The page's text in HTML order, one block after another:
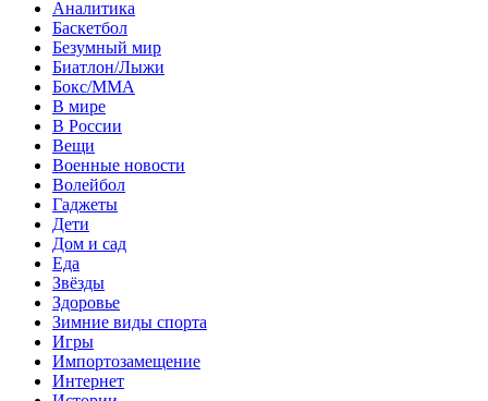
Аналитика
Баскетбол
Безумный мир
Биатлон/Лыжи
Бокс/MMA
В мире
В России
Вещи
Военные новости
Волейбол
Гаджеты
Дети
Дом и сад
Еда
Звёзды
Здоровье
Зимние виды спорта
Игры
Импортозамещение
Интернет